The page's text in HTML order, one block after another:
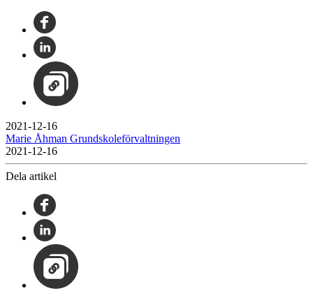
2021-12-16
Marie Åhman Grundskoleförvaltningen
2021-12-16
Dela artikel